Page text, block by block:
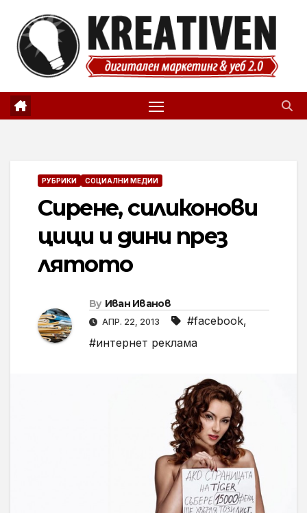
content
РУБРИКИ СОЦИАЛНИ МЕДИИ
Сирене, силиконови
цици и дини през
лятото
By Иван Иванов
АПР. 22, 2013 #facebook,
#интернет реклама